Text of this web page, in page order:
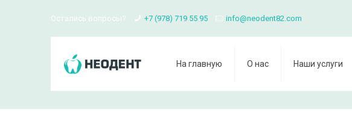
Остались вопросы? +7 (978) 719 55 95 info@neodent82.com
На главную О нас Наши услуги